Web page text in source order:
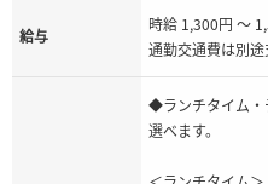
給与
時給 1,300円 ～
通勤交通費は別途
◆ランチタイム・
選べます。